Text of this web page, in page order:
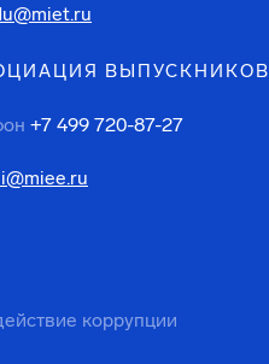
ВЫПУСКНИКОВ
+7 499 720-87-27
коррупции